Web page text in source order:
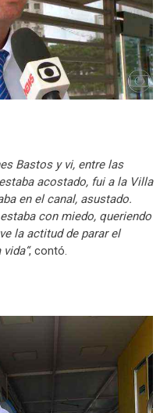
Bastos y vi, entre las
acostado, fui a la Villa
en el canal, asustado.
con miedo, queriendo
la actitud de parar el
, contó.